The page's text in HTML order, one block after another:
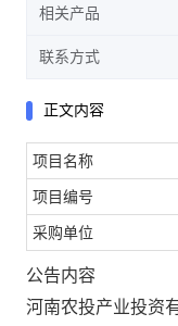
相关产品
联系方式
正文内容
项目名称
项目编号
采购单位
公告内容
河南农投产业投资